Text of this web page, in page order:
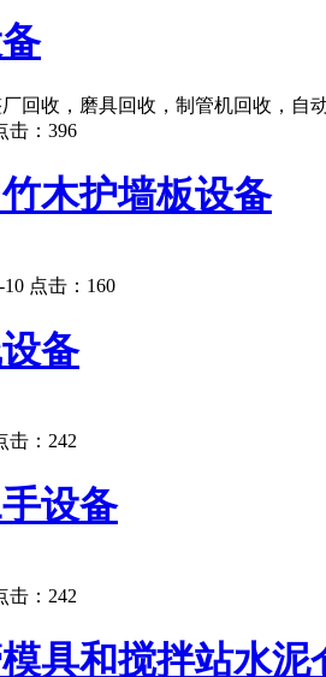
回收，磨具回收，制管机回收，自
击： 396
木护墙板设备
10 点击： 160
备
击： 242
设备
击： 242
具和搅拌站水泥